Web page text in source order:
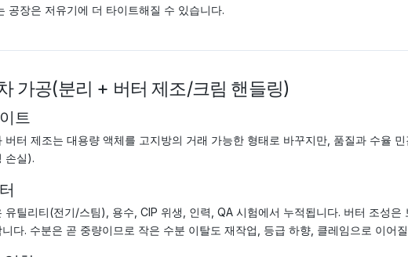
공장은 저유기에 더 타이트해질 수 있습니다.
가공(분리 + 버터 제조/크림 핸들링)
트
버터 제조는 대용량 액체를 고지방의 거래 가능한 형태로 바꾸지만, 품질과 수율
손실).
유틸리티(전기/스팀), 용수, CIP 위생, 인력, QA 시험에서 누적됩니다. 버터 조성
다. 수분은 곧 중량이므로 작은 수분 이탈도 재작업, 등급 하향, 클레임으로 이어